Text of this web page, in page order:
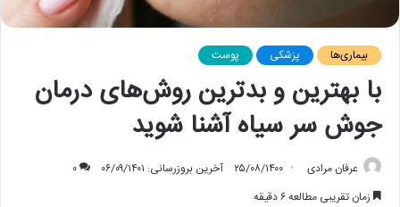
بیماری‌ها پزشکی پوست
با بهترین و بدترین روش‌های درمان
جوش‌ سر سیاه آشنا شوید
عرفان مرادی ۲۵/۰۸/۱۴۰۰ آخرین بروزرسانی: ۰۶/۰۹/۱۴۰۱
۰
زمان تقریبی مطالعه ۶ دقیقه